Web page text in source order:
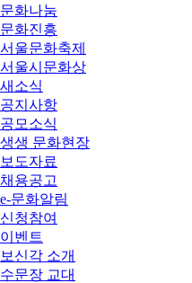
문화나눔
문화진흥
서울문화축제
서울시문화상
새소식
공지사항
공모소식
생생 문화현장
보도자료
채용공고
e-문화알림
신청참여
이벤트
보신각 소개
수문장 교대